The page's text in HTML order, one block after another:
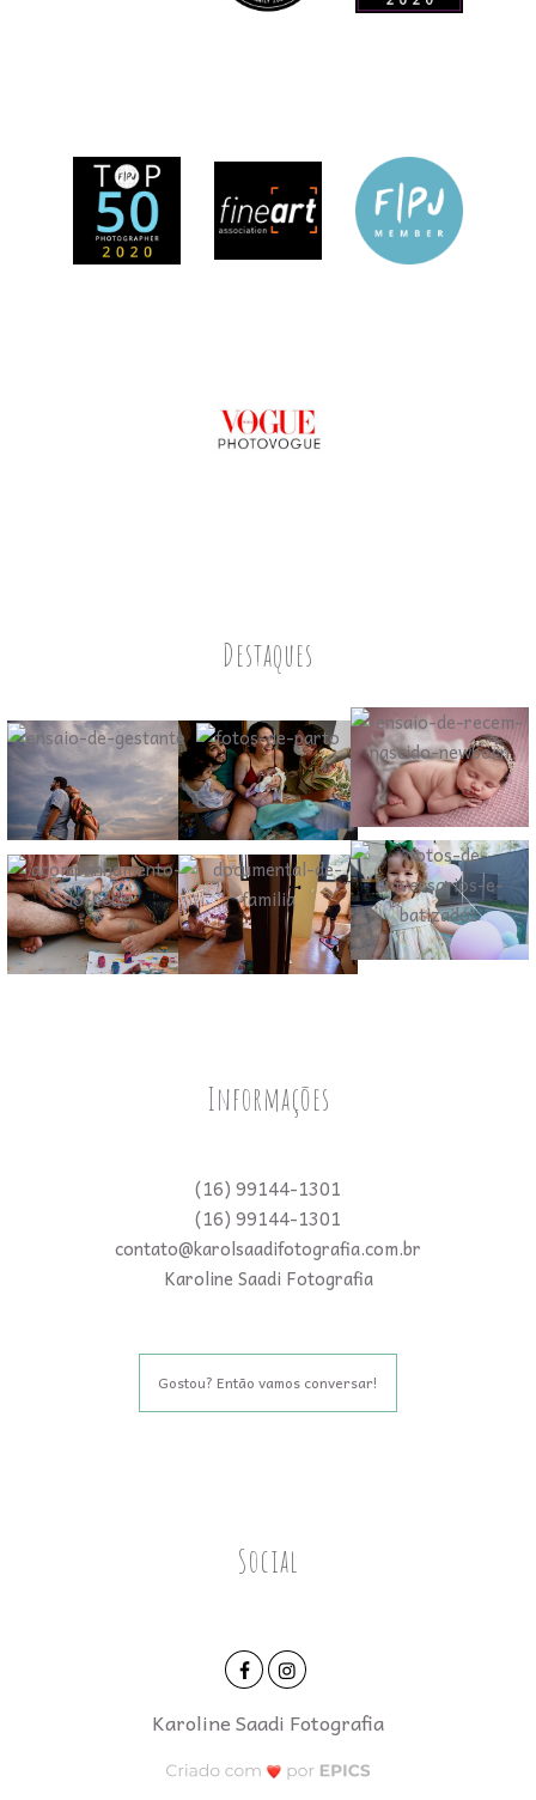
Destaques
Informações
(16) 99144-1301
(16) 99144-1301
contato@karolsaadifotografia.com.br
Karoline Saadi Fotografia
Gostou? Então vamos conversar!
Social
Karoline Saadi Fotografia